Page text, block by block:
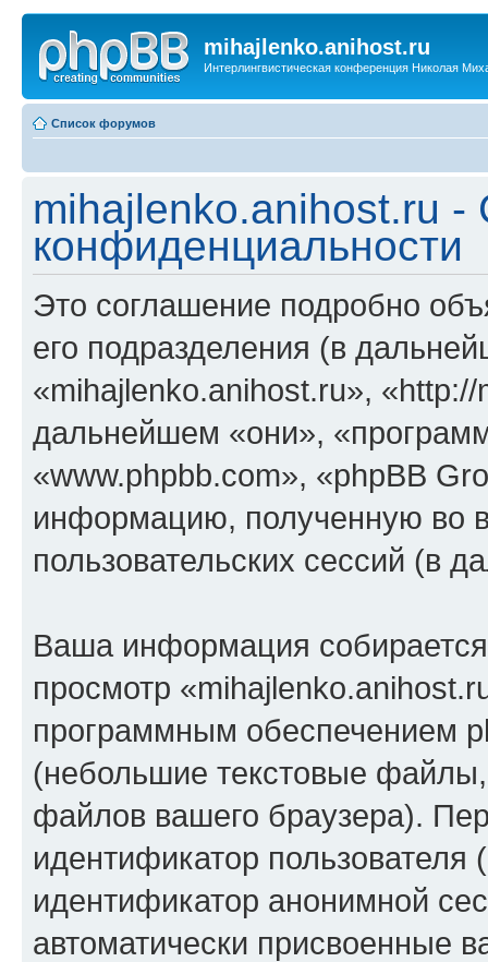
mihajlenko.anihost.ru
Интерлингвистическая конференция Николая
Список форумов
mihajlenko.anihost.ru -
конфиденциальности
Это соглашение подробно
его подразделения (в
«mihajlenko.anihost.ru»,
дальнейшем «они»,
«www.phpbb.com», «phpBB
информацию, полученную во
пользовательских сессий (в
Ваша информация
просмотр
программным обеспечением
(небольшие текстовые
файлов вашего браузера).
идентификатор
идентификатор анонимной
автоматически присвоенные